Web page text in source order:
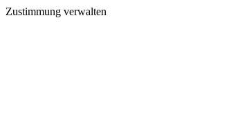
Zustimmung verwalten